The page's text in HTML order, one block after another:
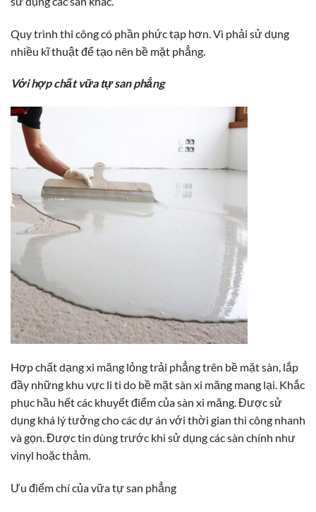
Quy trình thi công có phần phức tạp hơn. Vì phải sử dụng
nhiều kĩ thuật để tạo nên bề mặt phẳng.
Với hợp chất vữa tự san phẳng
Hợp chất dạng xi măng lỏng trải phẳng trên bề mặt sàn, lắp
đầy những khu vực li ti do bề mặt sàn xi măng mang lại. Khắc
phục hầu hết các khuyết điểm của sàn xi măng. Được sử
dụng khá lý tưởng cho các dự án với thời gian thi công nhanh
và gọn. Được tin dùng trước khi sử dụng các sàn chính như
vinyl hoặc thảm.
Ưu điểm chí của vữa tự san phẳng